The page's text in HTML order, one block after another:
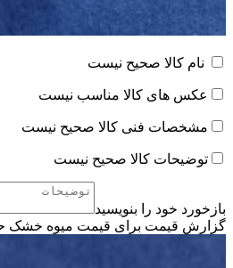
نام کالا صحیح نیست
عکس های کالا مناسب نیست
مشخصات فنی کالا صحیح نیست
توضیحات کالا صحیح نیست
بازخورد خود را بنویسید
گزارش قیمت برای قیمت میوه خشک